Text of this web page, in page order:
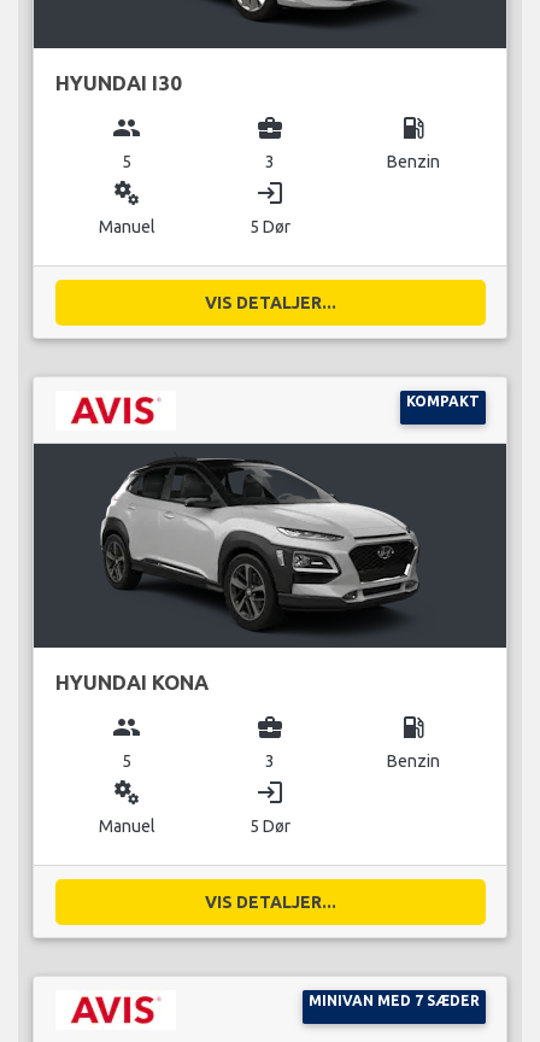
HYUNDAI I30
group
5
business_center
3
local_gas_station
Benzin
miscellaneous_services
Manuel
login
5 Dør
VIS DETALJER...
KOMPAKT
HYUNDAI KONA
group
5
business_center
3
local_gas_station
Benzin
miscellaneous_services
Manuel
login
5 Dør
VIS DETALJER...
MINIVAN MED 7 SÆDER